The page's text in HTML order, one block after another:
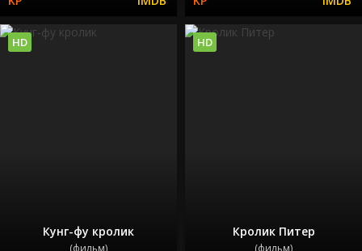
Кунг-фу кролик
(фильм)
HD
Кролик Питер
(фильм)
HD